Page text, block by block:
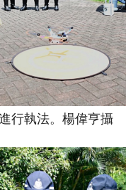
行執法。楊偉亨攝